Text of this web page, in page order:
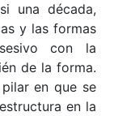
una década,
y las formas
con la
de la forma.
en que se
en la